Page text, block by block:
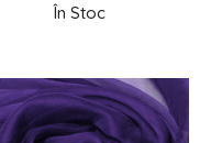
În Stoc